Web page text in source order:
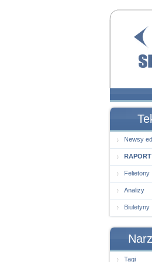
Newsy
Felietony
Analizy
Biuletyny
Tagi